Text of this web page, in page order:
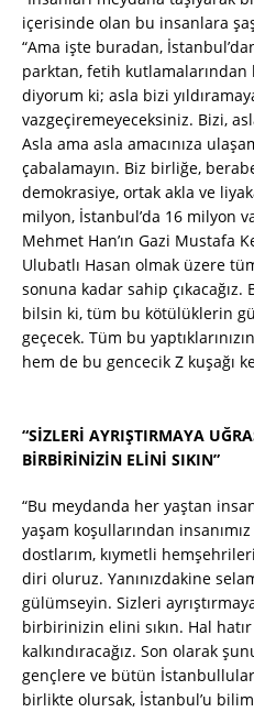
içerisinde olan bu insanlara
“Ama işte buradan,
parktan, fetih
diyorum ki; asla bizi
vazgeçiremeyeceksiniz. Bizi,
Asla ama asla amacınıza
çabalamayın. Biz birliğe,
demokrasiye, ortak akla ve
milyon, İstanbul’da 16 milyon
Mehmet Han’ın Gazi Mustafa
Ulubatlı Hasan olmak üzere
sonuna kadar sahip
bilsin ki, tüm bu kötülüklerin
geçecek. Tüm bu
hem de bu gencecik Z kuşağı
“SİZLERİ AYRIŞTIRMAYA
BİRBİRİNİZİN ELİNİ SIKIN”
“Bu meydanda her yaştan
yaşam koşullarından
dostlarım, kıymetli
diri oluruz. Yanınızdakine
gülümseyin. Sizleri
birbirinizin elini sıkın. Hal
kalkındıracağız. Son olarak
gençlere ve bütün
birlikte olursak, İstanbul’u